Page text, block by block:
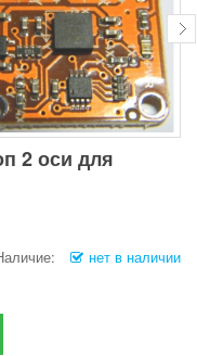
2 оси для
нет в наличии